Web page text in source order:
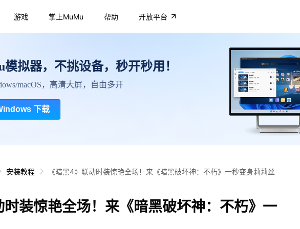
游戏 掌上MuMu 帮助 开放平台
拟器，不挑设备，秒开秒用！
macOS，高清大屏，自由多开
下载
安装教程 《暗黑4》联动时装惊艳全场！来《暗黑破坏神：不朽》一秒变身莉莉丝
时装惊艳全场！来《暗黑破坏神：不朽》一